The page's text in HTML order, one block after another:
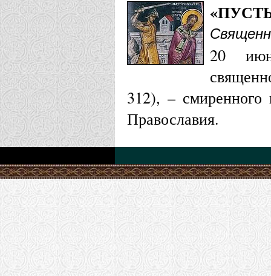
20
312), – смиренного
Православия.